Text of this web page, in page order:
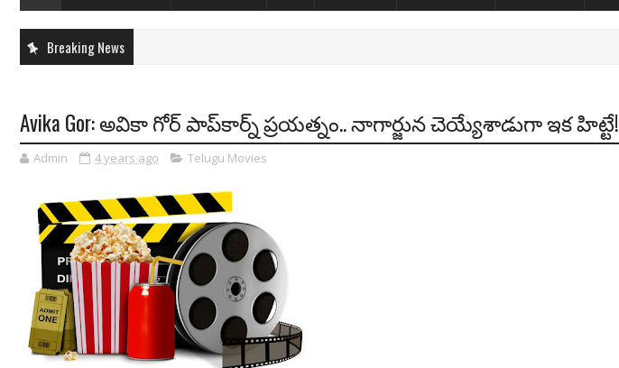
Breaking News
Avika Gor: అవికా గోర్ పాప్‌కార్న్ ప్రయత్నం.. నాగార్జున చెయ్యేశాడుగా ఇక హిట్టే!
Admin 4 years ago Telugu Movies